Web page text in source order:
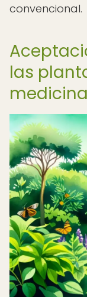
convencional.
las